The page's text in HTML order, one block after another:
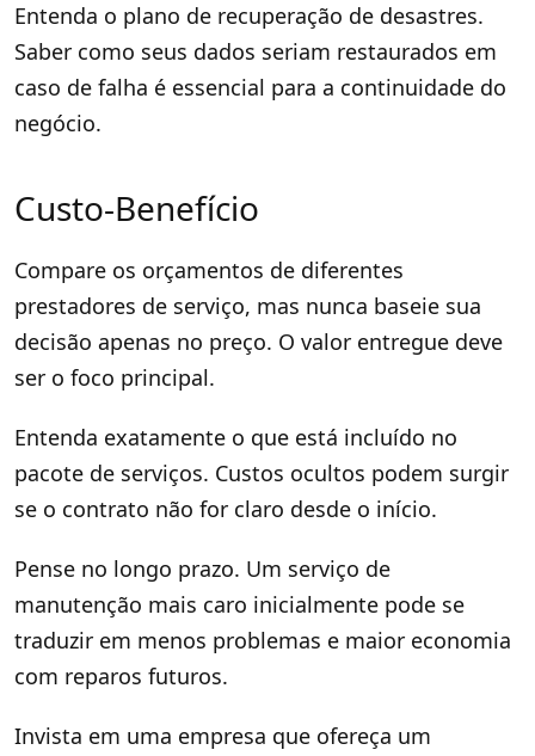
Entenda o plano de recuperação de desastres.
Saber como seus dados seriam restaurados em
caso de falha é essencial para a continuidade do
negócio.
Custo-Benefício
Compare os orçamentos de diferentes
prestadores de serviço, mas nunca baseie sua
decisão apenas no preço. O valor entregue deve
ser o foco principal.
Entenda exatamente o que está incluído no
pacote de serviços. Custos ocultos podem surgir
se o contrato não for claro desde o início.
Pense no longo prazo. Um serviço de
manutenção mais caro inicialmente pode se
traduzir em menos problemas e maior economia
com reparos futuros.
Invista em uma empresa que ofereça um